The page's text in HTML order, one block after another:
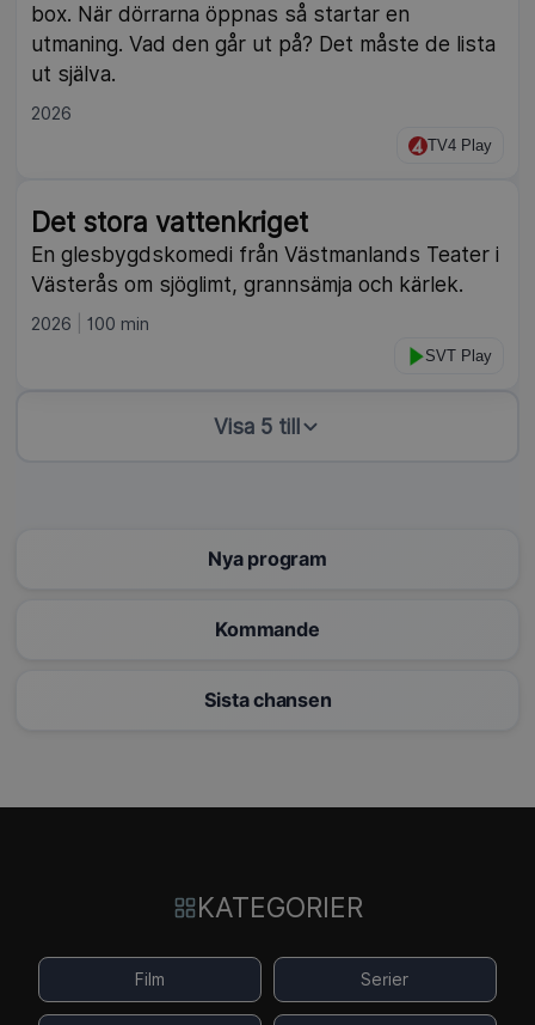
box. När dörrarna öppnas så startar en
utmaning. Vad den går ut på? Det måste de lista
ut själva.
2026
TV4 Play
Det stora vattenkriget
En glesbygdskomedi från Västmanlands Teater i
Västerås om sjöglimt, grannsämja och kärlek.
2026 100 min
SVT Play
Visa 5 till
Nya program
Kommande
Sista chansen
KATEGORIER
Film Serier